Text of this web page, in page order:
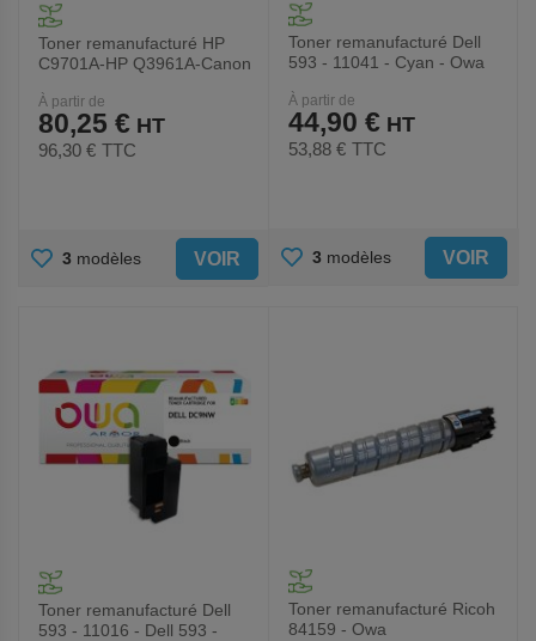
Toner remanufacturé HP
C9701A-HP Q3961A-Canon
À partir de
80,25 €
96,30 € TTC
AJOUTER
3 modèles VOIR
Toner remanufacturé Dell
593 - 11041 - Cyan - Owa
À partir de
44,90 €
53,88 € TTC
AJOUTER
3 modèles VOIR
Toner remanufacturé Dell
593 - 11016 - Dell 593 -
Toner remanufacturé Ricoh
84159 - Owa